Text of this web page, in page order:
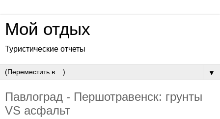
Мой отдых
Туристические отчеты
▼
Павлоград - Першотравенск: грунты
VS асфальт